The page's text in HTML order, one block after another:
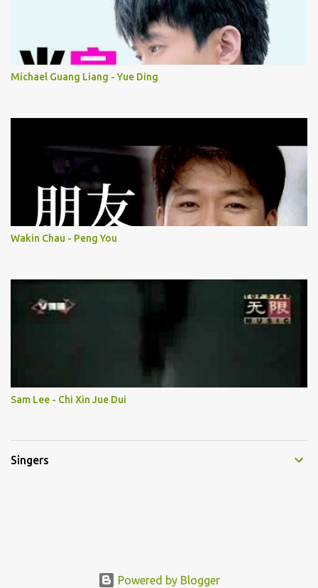
Michael Guang Liang - Yue Ding
Wakin Chau - Peng You
Sam Lee - Chi Xin Jue Dui
Singers
Powered by Blogger